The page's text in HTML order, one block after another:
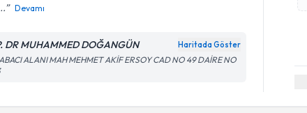
Devamı
DR MUHAMMED DOĞANGÜN Haritada Göster
ALANI MAH MEHMET AKİF ERSOY CAD NO 49 DAİRE NO